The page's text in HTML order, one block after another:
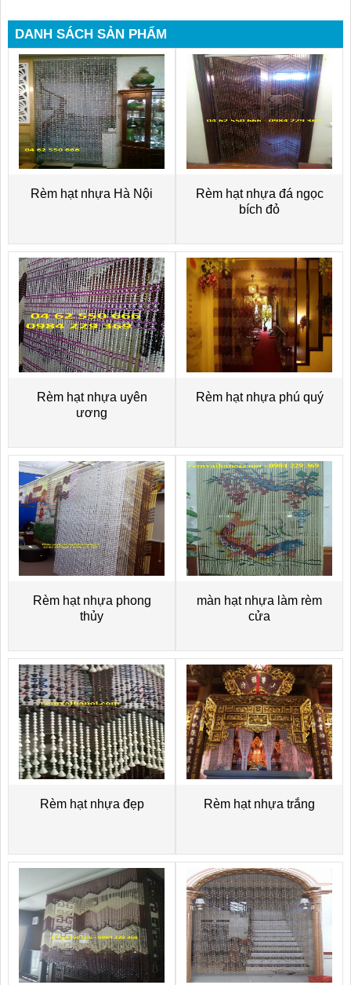
DANH SÁCH SẢN PHẨM
Rèm hạt nhựa Hà Nội
Rèm hạt nhựa đá ngọc
bích đỏ
Rèm hạt nhựa uyên
ương
Rèm hạt nhựa phú quý
Rèm hạt nhựa phong
thủy
màn hạt nhựa làm rèm
cửa
Rèm hạt nhựa đẹp Rèm hạt nhựa trắng